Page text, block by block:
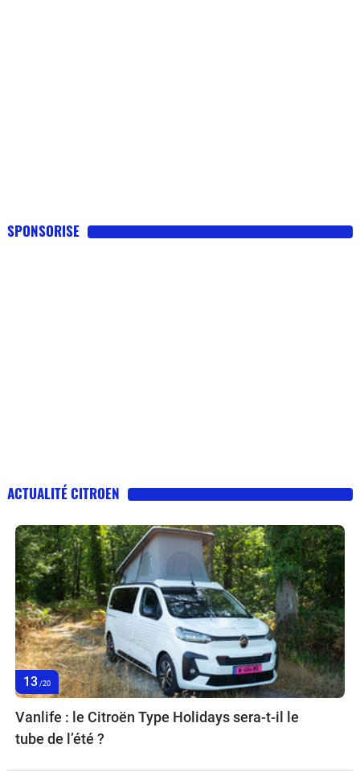
SPONSORISE
ACTUALITÉ CITROEN
13 /20
Vanlife : le Citroën Type Holidays sera-t-il le
tube de l’été ?